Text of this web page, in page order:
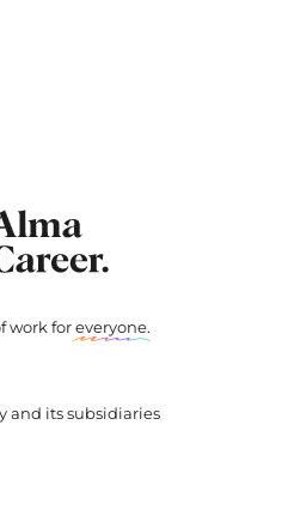
work foreveryone.
and its subsidiaries